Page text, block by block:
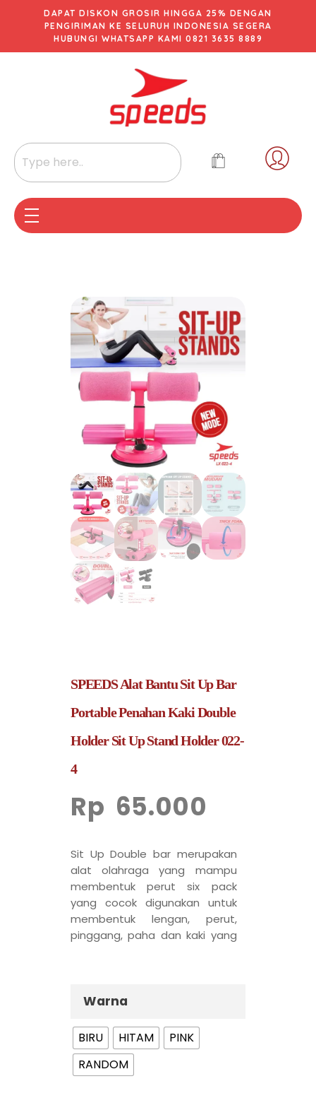
DAPAT DISKON GROSIR HINGGA 25% DENGAN
PENGIRIMAN KE SELURUH INDONESIA SEGERA
HUBUNGI WHATSAPP KAMI 0821 3635 8889
SPEEDS Alat Bantu Sit Up Bar
Portable Penahan Kaki Double
Holder Sit Up Stand Holder 022-
4
Rp 65.000
Sit Up Double bar merupakan
alat olahraga yang mampu
membentuk perut six pack
yang cocok digunakan untuk
membentuk lengan, perut,
pinggang, paha dan kaki yang
Warna
BIRU HITAM
PINK
RANDOM